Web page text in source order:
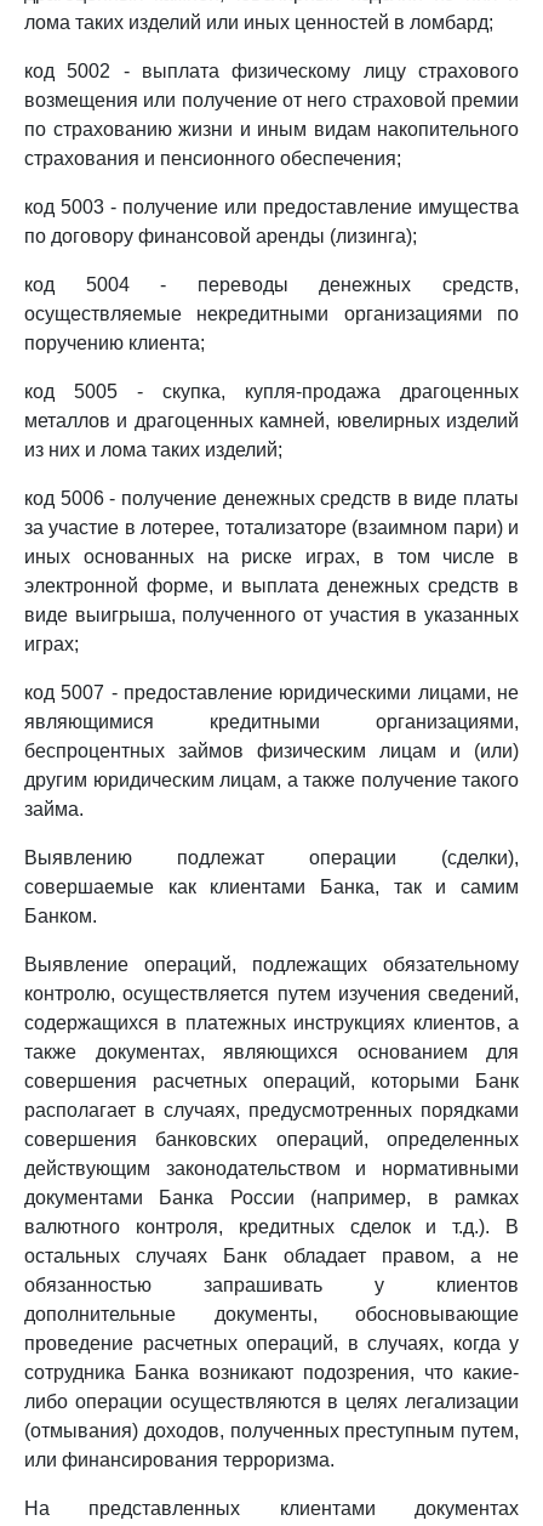
лома таких изделий или иных ценностей в ломбард;
код 5002 - выплата физическому лицу страхового
возмещения или получение от него страховой премии
по страхованию жизни и иным видам накопительного
страхования и пенсионного обеспечения;
код 5003 - получение или предоставление имущества
по договору финансовой аренды (лизинга);
код 5004 - переводы денежных средств,
осуществляемые некредитными организациями по
поручению клиента;
код 5005 - скупка, купля-продажа драгоценных
металлов и драгоценных камней, ювелирных изделий
из них и лома таких изделий;
код 5006 - получение денежных средств в виде платы
за участие в лотерее, тотализаторе (взаимном пари) и
иных основанных на риске играх, в том числе в
электронной форме, и выплата денежных средств в
виде выигрыша, полученного от участия в указанных
играх;
код 5007 - предоставление юридическими лицами, не
являющимися кредитными организациями,
беспроцентных займов физическим лицам и (или)
другим юридическим лицам, а также получение такого
займа.
Выявлению подлежат операции (сделки),
совершаемые как клиентами Банка, так и самим
Банком.
Выявление операций, подлежащих обязательному
контролю, осуществляется путем изучения сведений,
содержащихся в платежных инструкциях клиентов, а
также документах, являющихся основанием для
совершения расчетных операций, которыми Банк
располагает в случаях, предусмотренных порядками
совершения банковских операций, определенных
действующим законодательством и нормативными
документами Банка России (например, в рамках
валютного контроля, кредитных сделок и т.д.). В
остальных случаях Банк обладает правом, а не
обязанностью запрашивать у клиентов
дополнительные документы, обосновывающие
проведение расчетных операций, в случаях, когда у
сотрудника Банка возникают подозрения, что какие-
либо операции осуществляются в целях легализации
(отмывания) доходов, полученных преступным путем,
или финансирования терроризма.
На представленных клиентами документах